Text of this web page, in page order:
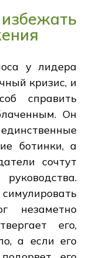
у лидера
кризис, и
справить
Он
ботинки, а
сочтут
незаметно
его,
а если его